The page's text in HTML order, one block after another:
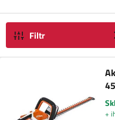
Filtr
45
+